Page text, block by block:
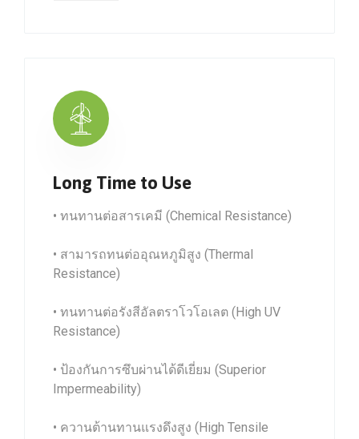
Long Time to Use
• ทนทานต่อสารเคมี (Chemical Resistance)
• สามารถทนต่ออุณหภูมิสูง (Thermal
Resistance)
• ทนทานต่อรังสีอัลตราโวโอเลต (High UV
Resistance)
• ป้องกันการซึบผ่านได้ดีเยี่ยม (Superior
Impermeability)
• ควานต้านทานแรงดึงสูง (High Tensile